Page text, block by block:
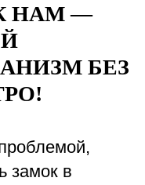
НАМ —
БЕЗ
замок в